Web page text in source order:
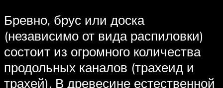
Бревно, брус или доска
(независимо от вида распиловки)
состоит из огромного количества
продольных каналов (трахеид и
трахей). В древесине естественной